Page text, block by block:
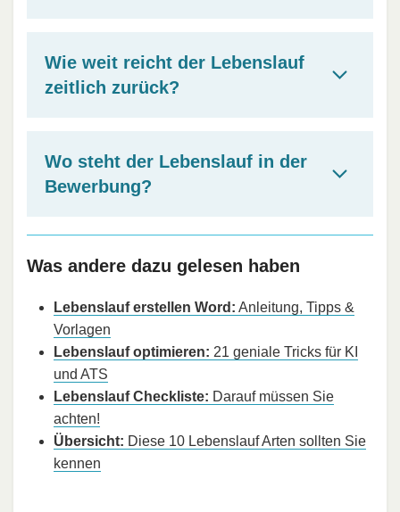
Wie weit reicht der Lebenslauf
zeitlich zurück?
Wo steht der Lebenslauf in der
Bewerbung?
Was andere dazu gelesen haben
Lebenslauf erstellen Word: Anleitung, Tipps &
Vorlagen
Lebenslauf optimieren: 21 geniale Tricks für KI
und ATS
Lebenslauf Checkliste: Darauf müssen Sie
achten!
Übersicht: Diese 10 Lebenslauf Arten sollten Sie
kennen